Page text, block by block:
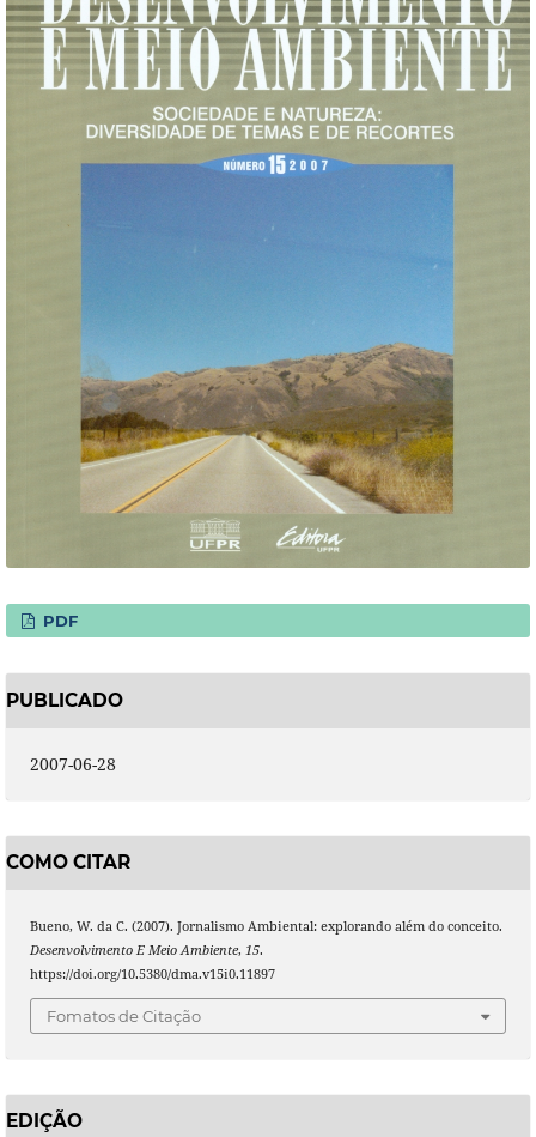
PDF
PUBLICADO
2007-06-28
COMO CITAR
Bueno, W. da C. (2007). Jornalismo Ambiental: explorando além do conceito.
Desenvolvimento E Meio Ambiente, 15.
https://doi.org/10.5380/dma.v15i0.11897
Fomatos de Citação
EDIÇÃO